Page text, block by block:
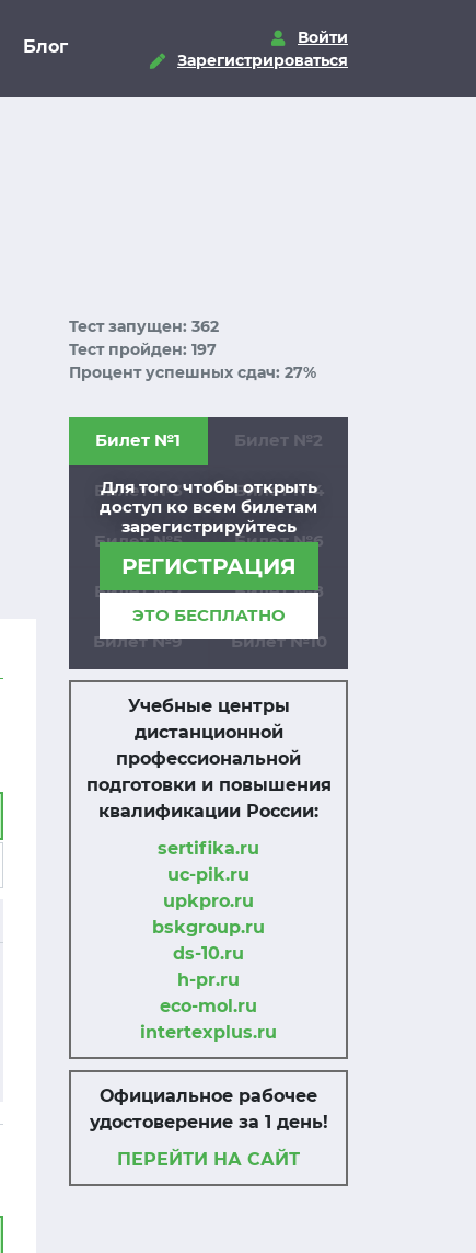
Блог
Войти
Зарегистрироваться
Тест запущен: 362
Тест пройден: 197
Процент успешных сдач: 27%
Для того чтобы открыть
доступ ко всем билетам
зарегистрируйтесь
РЕГИСТРАЦИЯ
ЭТО БЕСПЛАТНО
Билет №1 Билет №2
Билет №3 Билет №4
Билет №5 Билет №6
Билет №7 Билет №8
Билет №9 Билет №10
Учебные центры
дистанционной
профессиональной
подготовки и повышения
квалификации России:
sertifika.ru
uc-pik.ru
upkpro.ru
bskgroup.ru
ds-10.ru
h-pr.ru
eco-mol.ru
intertexplus.ru
Официальное рабочее
удостоверение за 1 день!
ПЕРЕЙТИ НА САЙТ